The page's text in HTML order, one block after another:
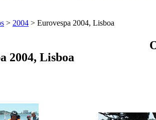
> 2004 > Eurovespa 2004, Lisboa
2004, Lisboa